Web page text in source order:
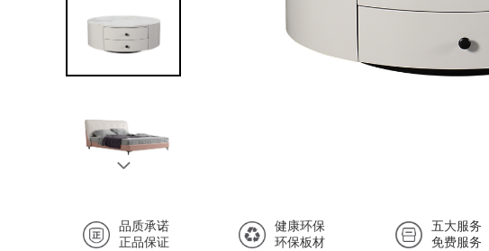
品质承诺
正品保证
健康环保
环保板材
五大服务
免费服务